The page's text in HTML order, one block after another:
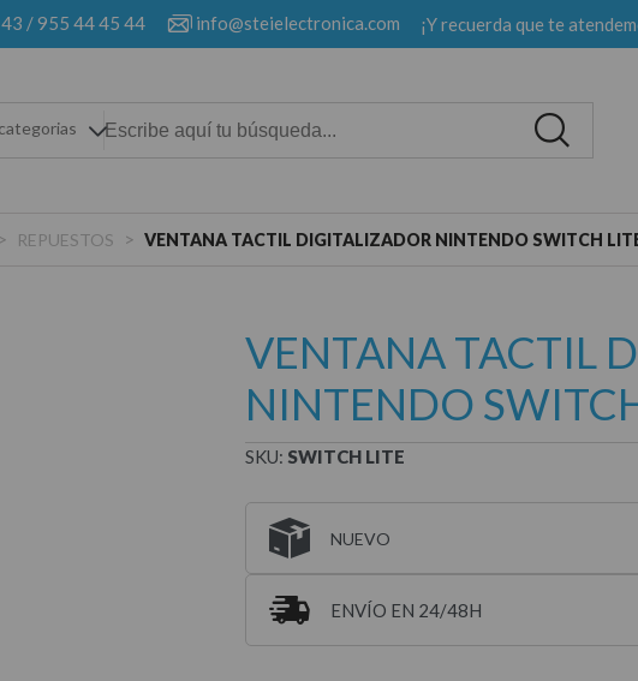
/955 44 45 44 info@steielectronica.com ¡Y recuerda que te
> REPUESTOS > VENTANA TACTIL DIGITALIZADOR NINTENDO SWITCH
VENTANA TACTIL
NINTENDO
SKU: SWITCH LITE
NUEVO
ENVÍO EN 24/48H